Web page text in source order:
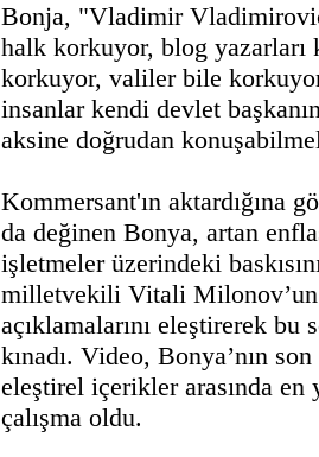
Bonja, "Vladimir
halk korkuyor, blog yazarları
korkuyor, valiler bile
insanlar kendi devlet
aksine doğrudan
Kommersant'ın aktardığına
da değinen Bonya, artan
işletmeler üzerindeki
milletvekili Vitali Milonov’un
açıklamalarını eleştirerek
kınadı. Video, Bonya’nın
eleştirel içerikler arasında
çalışma oldu.